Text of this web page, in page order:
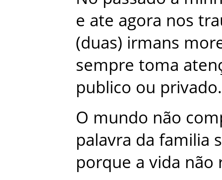
e ate agora nos
(duas) irmans
sempre toma
publico ou privado.
O mundo não
palavra da familia
porque a vida não